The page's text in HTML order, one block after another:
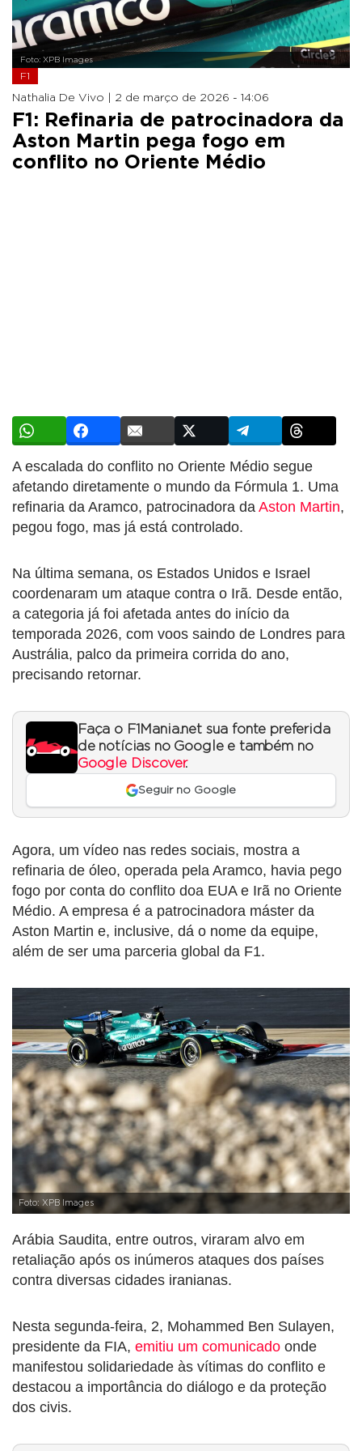
Foto: XPB Images
F1
Nathalia De Vivo | 2 de março de 2026 - 14:06
F1: Refinaria de patrocinadora da
Aston Martin pega fogo em
conflito no Oriente Médio
A escalada do conflito no Oriente Médio segue
afetando diretamente o mundo da Fórmula 1. Uma
refinaria da Aramco, patrocinadora da Aston Martin,
pegou fogo, mas já está controlado.
Na última semana, os Estados Unidos e Israel
coordenaram um ataque contra o Irã. Desde então,
a categoria já foi afetada antes do início da
temporada 2026, com voos saindo de Londres para
Austrália, palco da primeira corrida do ano,
precisando retornar.
Faça o F1Mania.net sua fonte preferida
de notícias no Google e também no
Google Discover.
Seguir no Google
Agora, um vídeo nas redes sociais, mostra a
refinaria de óleo, operada pela Aramco, havia pego
fogo por conta do conflito doa EUA e Irã no Oriente
Médio. A empresa é a patrocinadora máster da
Aston Martin e, inclusive, dá o nome da equipe,
além de ser uma parceria global da F1.
Foto: XPB Images
Arábia Saudita, entre outros, viraram alvo em
retaliação após os inúmeros ataques dos países
contra diversas cidades iranianas.
Nesta segunda-feira, 2, Mohammed Ben Sulayen,
presidente da FIA, emitiu um comunicado onde
manifestou solidariedade às vítimas do conflito e
destacou a importância do diálogo e da proteção
dos civis.